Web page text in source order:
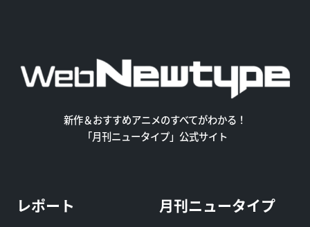
新作＆おすすめアニメのすべてがわかる！
「月刊ニュータイプ」公式サイト
レポート
月刊ニュータイプ